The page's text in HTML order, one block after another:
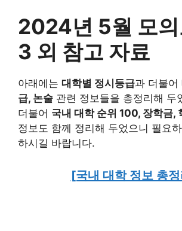
2024년 5월 모의
3 외 참고 자료
아래에는 대학별 정시등급과 더불어
급, 논술 관련 정보들을 총정리해 두
더불어 국내 대학 순위 100, 장학금,
정보도 함께 정리해 두었으니 필요
하시길 바랍니다.
[국내 대학 정보 총